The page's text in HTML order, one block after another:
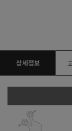
상세정보